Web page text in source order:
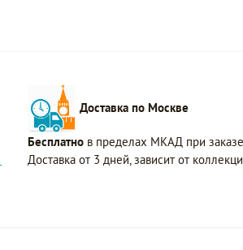
Доставка по Москве
Бесплатно в пределах МКАД при
Доставка от 3 дней, зависит от